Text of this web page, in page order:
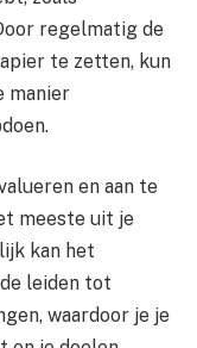
regelmatig de
te zetten, kun
manier
en aan te
meeste uit je
kan het
leiden tot
waardoor je je